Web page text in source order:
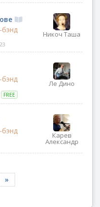
Никоч Таша
бэнд
Ле Дино
бэнд
FREE
Карев
Александр
бэнд
»